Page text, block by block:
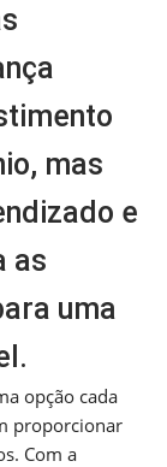
mas
e
as
uma
opção cada
proporcionar
Com a